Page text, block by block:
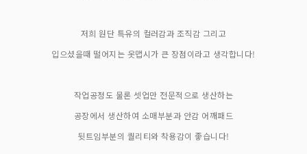
저희 원단 특유의 컬러감과 조직감 그리고
입으셨을때 떨어지는 옷맵시가 큰 장점이라고 생각합니다!
작업공정도 물론 셋업만 전문적으로 생산하는
공장에서 생산하여 소매부분과 안감 어깨패드
뒷트임부분의 퀄리티와 착용감이 좋습니다!